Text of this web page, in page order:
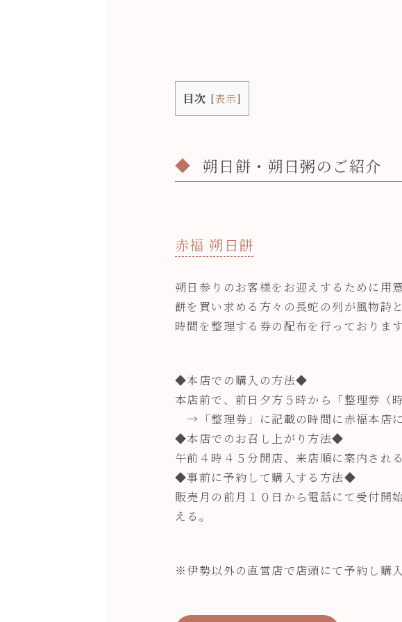
目次 [表示]
朔日餅・朔日粥のご紹介
赤福 朔日餅
朔日参りのお客様をお迎えするために用
餅を買い求める方々の長蛇の列が風物詩
時間を整理する券の配布を行っております
◆本店での購入の方法◆
本店前で、前日夕方５時から「整理券（
→「整理券」に記載の時間に赤福本店
◆本店でのお召し上がり方法◆
午前４時４５分開店、来店順に案内される
◆事前に予約して購入する方法◆
販売月の前月１０日から電話にて受付
える。
※伊勢以外の直営店で店頭にて予約し購